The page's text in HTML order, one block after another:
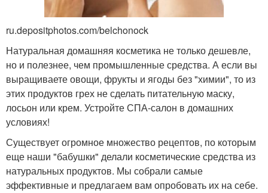
Маска из банана Маска из алоэ
Эссенция для лица
Лица в домашних
Маска для волос Маски против старения
ru.depositphotos.com/belchonock
Натуральная домашняя косметика не только дешевле,
но и полезнее, чем промышленные средства. А если вы
выращиваете овощи, фрукты и ягоды без "химии", то из
этих продуктов грех не сделать питательную маску,
лосьон или крем. Устройте СПА-салон в домашних
условиях!
Существует огромное множество рецептов, по которым
еще наши "бабушки" делали косметические средства из
натуральных продуктов. Мы собрали самые
эффективные и предлагаем вам опробовать их на себе.